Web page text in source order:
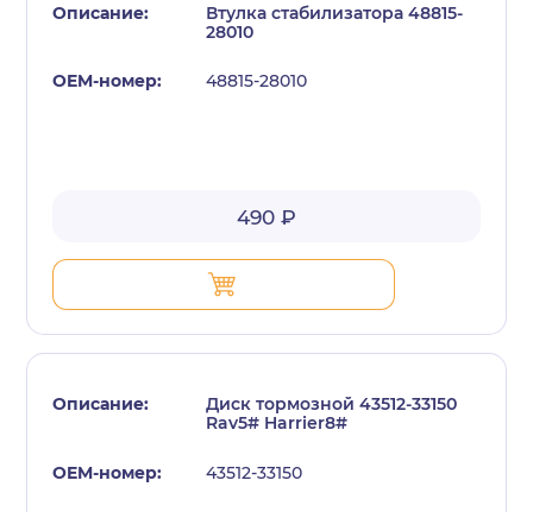
Втулка стабилизатора 48815-
28010
48815-28010
490 ₽
Диск тормозной 43512-33150
Rav5# Harrier8#
43512-33150